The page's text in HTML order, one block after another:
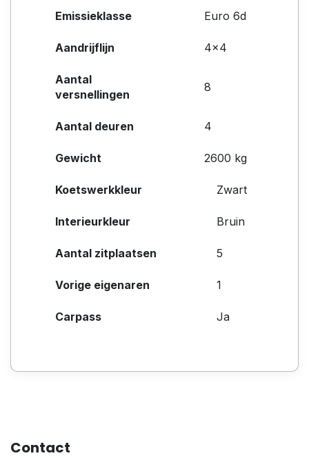
Emissieklasse Euro 6d
Aandrijflijn 4x4
Aantal
versnellingen
8
Aantal deuren 4
Gewicht 2600 kg
Koetswerkkleur Zwart
Interieurkleur Bruin
Aantal zitplaatsen 5
Vorige eigenaren 1
Carpass Ja
Contact